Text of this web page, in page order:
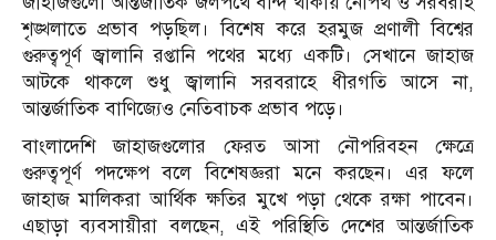
শৃঙ্খলাতে প্রভাব পড়ছিল। বিশেষ করে হরমুজ প্রণালী বিশ্বের
গুরুত্বপূর্ণ জ্বালানি রপ্তানি পথের মধ্যে একটি। সেখানে জাহাজ
আটকে থাকলে শুধু জ্বালানি সরবরাহে ধীরগতি আসে না,
আন্তর্জাতিক বাণিজ্যেও নেতিবাচক প্রভাব পড়ে।
বাংলাদেশি জাহাজগুলোর ফেরত আসা নৌপরিবহন ক্ষেত্রে
গুরুত্বপূর্ণ পদক্ষেপ বলে বিশেষজ্ঞরা মনে করছেন। এর ফলে
জাহাজ মালিকরা আর্থিক ক্ষতির মুখে পড়া থেকে রক্ষা পাবেন।
এছাড়া ব্যবসায়ীরা বলছেন, এই পরিস্থিতি দেশের আন্তর্জাতিক